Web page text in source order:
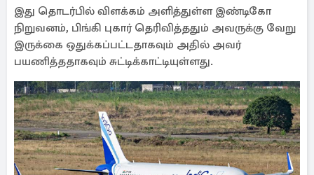
இது தொடர்பில் விளக்கம் அளித்துள்ள இண்டிகோ
நிறுவனம், பிங்கி புகார் தெரிவித்ததும் அவருக்கு வேறு
இருக்கை ஒதுக்கப்பட்டதாகவும் அதில் அவர்
பயணித்ததாகவும் சுட்டிக்காட்டியுள்ளது.